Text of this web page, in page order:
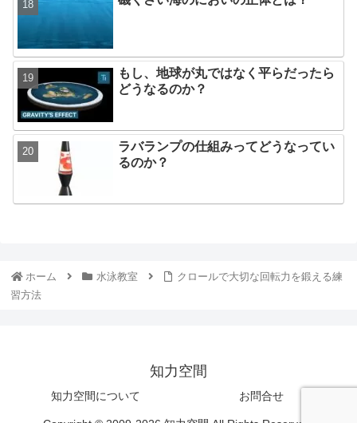
もし、地球が丸ではなく平らだったら
どうなるのか？
ラバランプの仕組みってどうなってい
るのか？
ホーム 水泳教室
クロールで大切な回転力を鍛える練
習方法
知力空間
知力空間について お問合せ